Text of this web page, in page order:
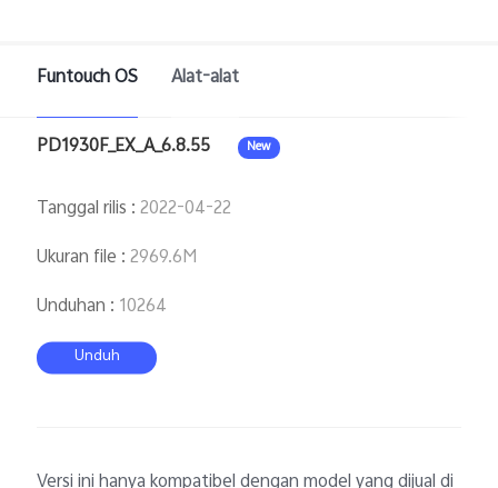
Funtouch OS Alat-alat
PD1930F_EX_A_6.8.55 New
Tanggal rilis :2022-04-22
Ukuran file :2969.6M
Unduhan : 10264
Unduh